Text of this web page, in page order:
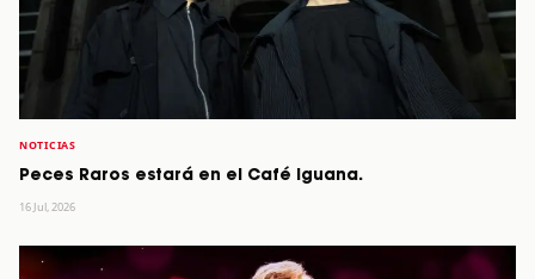
NOTICIAS
Peces Raros estará en el Café Iguana.
16 Jul, 2026